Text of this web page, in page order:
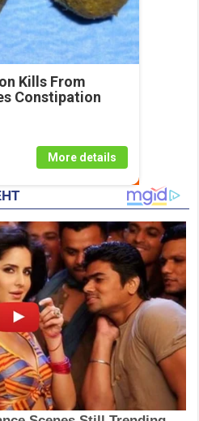
Kills From
Constipation
More details